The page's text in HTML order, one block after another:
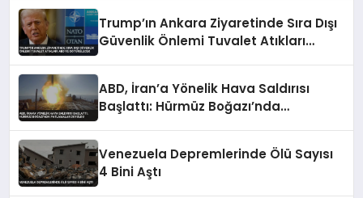
Trump’ın Ankara Ziyaretinde Sıra Dışı
Güvenlik Önlemi Tuvalet Atıkları
ABD, İran’a Yönelik Hava Saldırısı
Başlattı: Hürmüz Boğazı’nda
Venezuela Depremlerinde Ölü Sayısı
4 Bini Aştı